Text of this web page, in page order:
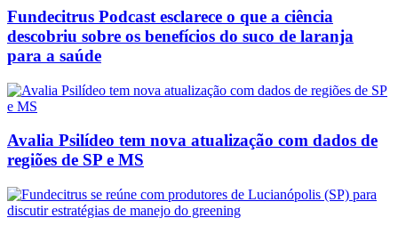
Fundecitrus Podcast esclarece o que a ciência
descobriu sobre os benefícios do suco de laranja
para a saúde
Avalia Psilídeo tem nova atualização com dados de
regiões de SP e MS